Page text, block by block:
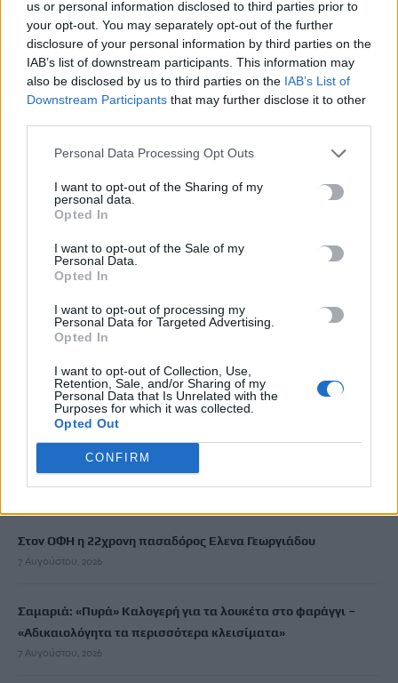
us or personal information disclosed to third parties prior to
your opt-out. You may separately opt-out of the further
disclosure of your personal information by third parties on the
IAB’s list of downstream participants. This information may
also be disclosed by us to third parties on the IAB’s List of
Downstream Participants that may further disclose it to other
Personal Data Processing Opt Outs
I want to opt-out of the Sharing of my
personal data.
Opted In
I want to opt-out of the Sale of my
Personal Data.
Opted In
I want to opt-out of processing my
Personal Data for Targeted Advertising.
Opted In
I want to opt-out of Collection, Use,
Retention, Sale, and/or Sharing of my
Personal Data that Is Unrelated with the
Purposes for which it was collected.
Opted Out
CONFIRM
Ανάμεσά τους παιδιά
7 Αυγούστου, 2026
Μυστράς: 11 μήνες με αναστολή στον 55χρονο που έκρυβε τη
σορό του πατέρα του σε καταψύκτη
7 Αυγούστου, 2026
θάνατο της Λένας Σαμαρά
7 Αυγούστου, 2026
Ένωση Ηρακλείου: Πότε ξεκινάει η παραλαβή οινοσταφύλων
– Οι τιμές ανά ποικιλία
7 Αυγούστου, 2026
ξαπλώστρα
7 Αυγούστου, 2026
ΠΑΣΟΚ: Βαφτίζουν «επιτυχία» τη μεταφορά του λογαριασμού
της Ρήτρας Διαφυγής στους πολίτες
7 Αυγούστου, 2026
Στον ΟΦΗ η 22χρονη πασαδόρος Ελενα Γεωργιάδου
7 Αυγούστου, 2026
Σαμαριά: «Πυρά» Καλογερή για τα λουκέτα στο φαράγγι –
«Αδικαιολόγητα τα περισσότερα κλεισίματα»
7 Αυγούστου, 2026